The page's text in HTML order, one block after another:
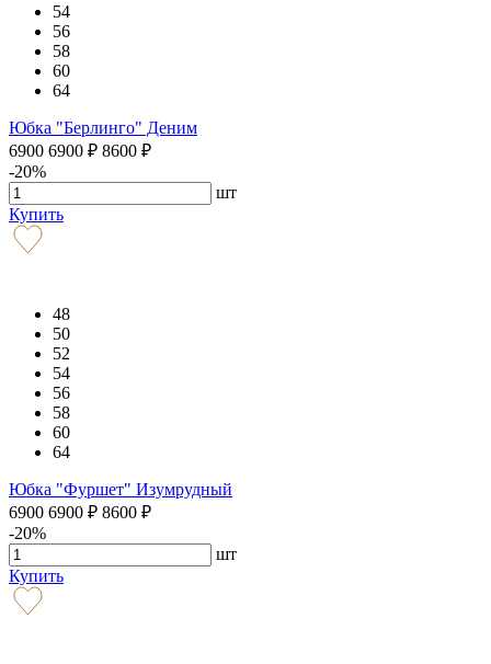
54
56
58
60
64
Юбка "Берлинго" Деним
6900 6900 ₽ 8600 ₽
-20%
шт
Купить
48
50
52
54
56
58
60
64
Юбка "Фуршет" Изумрудный
6900 6900 ₽ 8600 ₽
-20%
шт
Купить